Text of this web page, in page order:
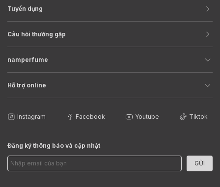
Tuyển dụng
Câu hỏi thường gặp
namperfume
Hỗ trợ online
Instagram Facebook Youtube Tiktok
Đăng ký thông báo và cập nhật
GỬI